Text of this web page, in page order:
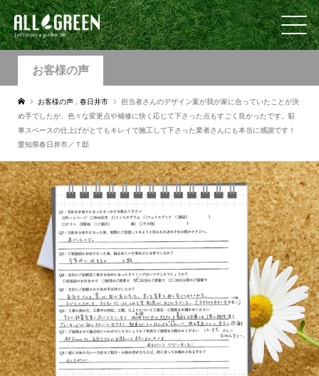
お客様の声
お客様の声 春日井市
担当者さんのデザイン案が我が家に合っていたことが決
め手でしたが、色々な変更点や補修に快く応じて下さった点もすごく良かったです。駐
車スペースの仕上げがとてもキレイで施工して下さった業者さんにも本当に感謝です！
愛知県春日井市／Ｔ邸